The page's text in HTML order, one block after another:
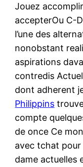
Jouez
accepterOu C-
l’une des
nonobstant
aspirations
contredis
dont adherent
Philippins
compte
de once Ce
avec tchat pour
dame actuelles